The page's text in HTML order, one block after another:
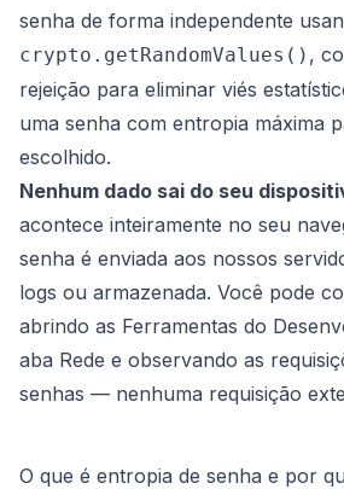
senha de forma independente
crypto.getRandomValues() ,
rejeição para eliminar viés
uma senha com entropia máxima
escolhido.
Nenhum dado sai do seu
acontece inteiramente no seu
senha é enviada aos nossos
logs ou armazenada. Você pode
abrindo as Ferramentas do
aba Rede e observando as
senhas — nenhuma requisição
O que é entropia de senha e por